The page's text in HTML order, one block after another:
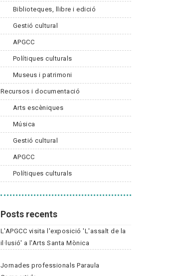
Biblioteques, llibre i edició
Gestió cultural
APGCC
Polítiques culturals
Museus i patrimoni
Recursos i documentació
Arts escèniques
Música
Gestió cultural
APGCC
Polítiques culturals
Posts recents
L'APGCC visita l'exposició 'L'assalt de la
il·lusió' a l'Arts Santa Mònica
Jornades professionals Paraula